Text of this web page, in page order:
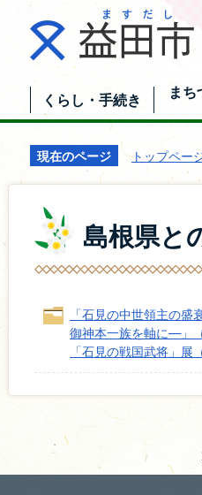
くらし・手続き
まち
現在のページ トップペー
島根県と
「石見の中世領主の
御神本一族を軸に―」
「石見の戦国武将」展